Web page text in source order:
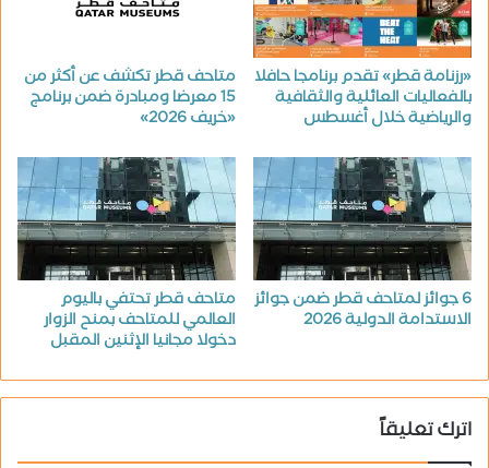
«رزنامة قطر» تقدم برنامجا حافلا
بالفعاليات العائلية والثقافية
والرياضية خلال أغسطس
متاحف قطر تكشف عن أكثر من
15 معرضا ومبادرة ضمن برنامج
«خريف 2026»
6 جوائز لمتاحف قطر ضمن جوائز
الاستدامة الدولية 2026
متاحف قطر تحتفي باليوم
العالمي للمتاحف بمنح الزوار
دخولا مجانيا الإثنين المقبل
اترك تعليقاً